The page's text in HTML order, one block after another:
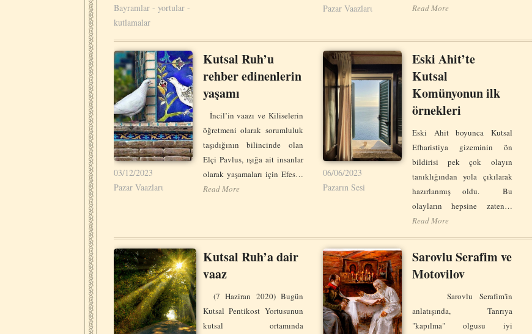
Bayramlar - yortular -
kutlamalar
Pazar Vaazlarι
Read More
03/12/2023
Pazar Vaazlarι
Kutsal Ruh’u
rehber edinenlerin
yaşamı
İncil’in vaazı ve Kiliselerin
öğretmeni olarak sorumluluk
taşıdığının bilincinde olan
Elçi Pavlus, ışığa ait insanlar
olarak yaşamaları için Efes…
Read More
06/06/2023
Pazarın Sesi
Eski Ahit’te
Kutsal
Komünyonun ilk
örnekleri
Eski Ahit boyunca Kutsal
Efharistiya gizeminin ön
bildirisi pek çok olayın
tanıklığından yola çıkılarak
hazırlanmış oldu. Bu
olayların hepsine zaten…
Read More
Kutsal Ruh’a dair
vaaz
(7 Haziran 2020) Bugün
Kutsal Pentikost Yortusunun
kutsal ortamında
Sarovlu Serafim ve
Motovilov
Sarovlu Serafim'in
anlatışında, Tanrıya
"kapılma" olgusu iyi